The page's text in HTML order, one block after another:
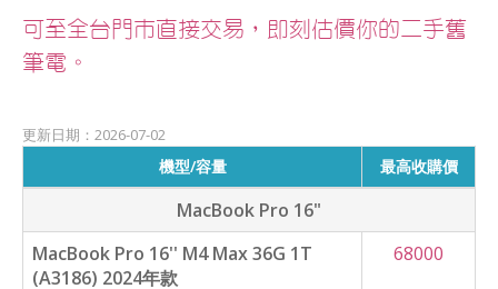
可至全台門市直接交易，即刻估價你的二手舊
筆電。
更新日期：2026-07-02
機型/容量 最高收購價
MacBook Pro 16"
MacBook Pro 16'' M4 Max 36G 1T
(A3186) 2024年款
68000